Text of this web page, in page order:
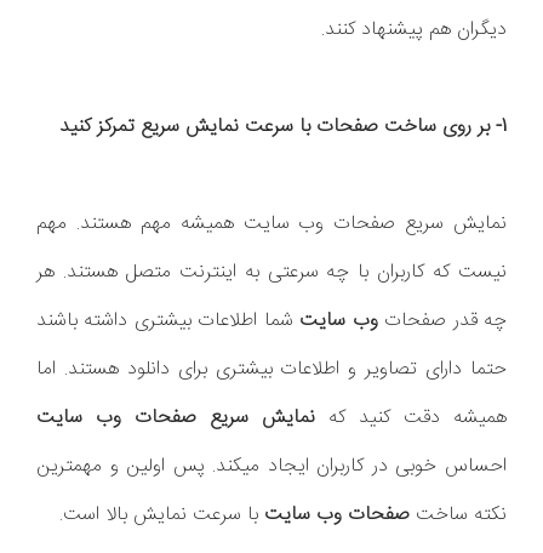
دیگران هم پیشنهاد کنند.
1- بر روی ساخت صفحات با سرعت نمایش سریع تمرکز کنید
نمایش سریع صفحات وب سایت همیشه مهم هستند. مهم
نیست که کاربران با چه سرعتی به اینترنت متصل هستند. هر
چه قدر صفحاتوب سایت شما اطلاعات بیشتری داشته باشند
حتما دارای تصاویر و اطلاعات بیشتری برای دانلود هستند. اما
همیشه دقت کنید که نمایش سریع صفحات وب سایت
احساس خوبی در کاربران ایجاد میکند. پس اولین و مهمترین
نکته ساخت صفحات وب سایت با سرعت نمایش بالا است.